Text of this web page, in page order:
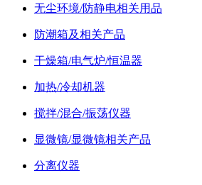
无尘环境/防静电相关用品
防潮箱及相关产品
干燥箱/电气炉/恒温器
加热/冷却机器
搅拌/混合/振荡仪器
显微镜/显微镜相关产品
分离仪器